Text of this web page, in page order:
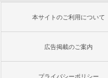
本サイトのご利用について
広告掲載のご案内
プライバシーポリシー